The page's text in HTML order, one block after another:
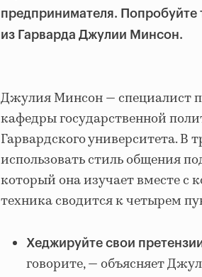
предпринимателя. Попробуйте
из Гарварда Джулии Минсон.
Джулия Минсон — специалист
кафедры государственной
Гарвардского университета. В
использовать стиль общения
который она изучает вместе с
техника сводится к четырем
Хеджируйте свои
говорите, — объясняет